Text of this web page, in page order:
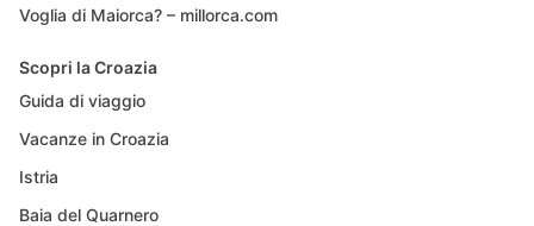
Voglia di Maiorca? – millorca.com
Scopri la Croazia
Guida di viaggio
Vacanze in Croazia
Istria
Baia del Quarnero